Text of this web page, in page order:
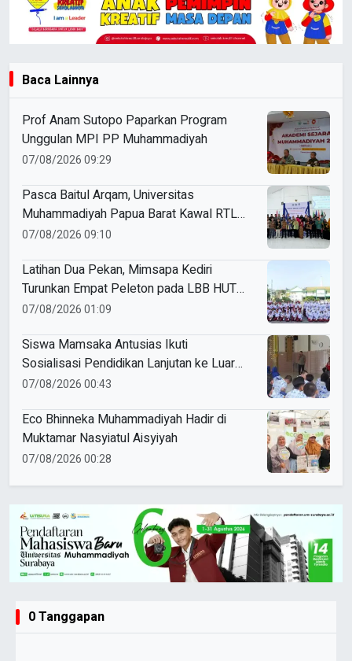
Baca Lainnya
Prof Anam Sutopo Paparkan Program
Unggulan MPI PP Muhammadiyah
07/08/2026 09:29
Pasca Baitul Arqam, Universitas
Muhammadiyah Papua Barat Kawal RTL
Peserta Selama Enam Bulan
07/08/2026 09:10
Latihan Dua Pekan, Mimsapa Kediri
Turunkan Empat Peleton pada LBB HUT
Ke-81 RI Kecamatan Pare
07/08/2026 01:09
Siswa Mamsaka Antusias Ikuti
Sosialisasi Pendidikan Lanjutan ke Luar
Negeri
07/08/2026 00:43
Eco Bhinneka Muhammadiyah Hadir di
Muktamar Nasyiatul Aisyiyah
07/08/2026 00:28
0 Tanggapan